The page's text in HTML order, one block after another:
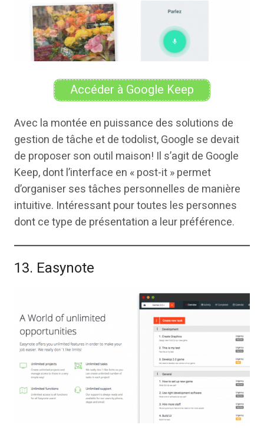
Accéder à Google Keep
Avec la montée en puissance des solutions de
gestion de tâche et de todolist, Google se devait
de proposer son outil maison! Il s’agit de Google
Keep, dont l’interface en « post-it » permet
d’organiser ses tâches personnelles de manière
intuitive. Intéressant pour toutes les personnes
dont ce type de présentation a leur préférence.
13. Easynote